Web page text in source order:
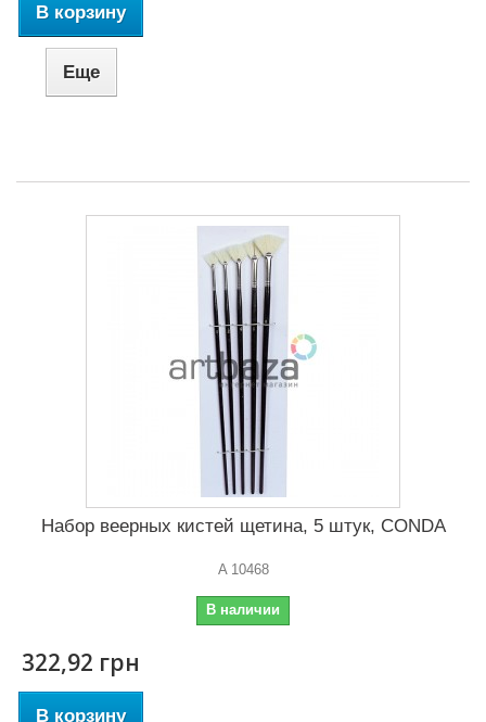
В корзину
Еще
Набор веерных кистей щетина, 5 штук, CONDA
A 10468
В наличии
322,92 грн
В корзину